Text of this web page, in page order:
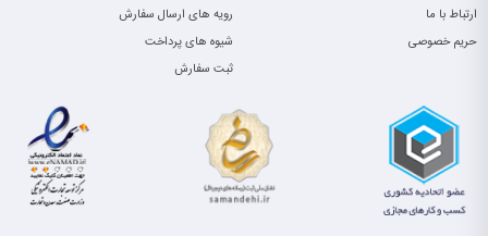
ارتباط با ما
حریم خصوصی
رویه های ارسال سفارش
شیوه های پرداخت
ثبت سفارش